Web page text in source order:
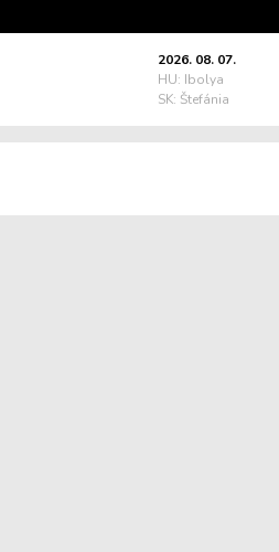
2026. 08. 07.
HU: Ibolya
SK: Štefánia